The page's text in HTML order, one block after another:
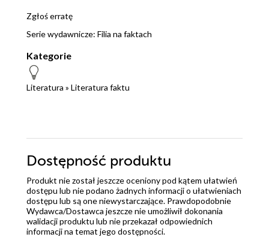
Zgłoś erratę
Serie wydawnicze: Filia na faktach
Kategorie
Literatura » Literatura faktu
Dostępność produktu
Produkt nie został jeszcze oceniony pod kątem ułatwień
dostępu lub nie podano żadnych informacji o ułatwieniach
dostępu lub są one niewystarczające. Prawdopodobnie
Wydawca/Dostawca jeszcze nie umożliwił dokonania
walidacji produktu lub nie przekazał odpowiednich
informacji na temat jego dostępności.